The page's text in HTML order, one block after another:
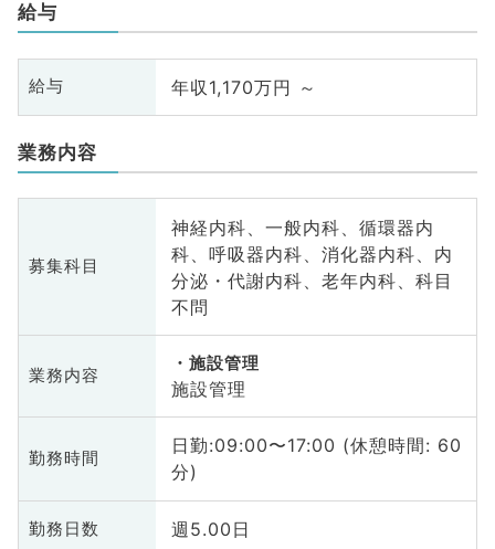
給与
給与 年収1,170万円 ～
業務内容
募集科目
神経内科、一般内科、循環器内
科、呼吸器内科、消化器内科、内
分泌・代謝内科、老年内科、科目
不問
業務内容
施設管理
施設管理
勤務時間
日勤:09:00〜17:00 (休憩時間: 60
分)
勤務日数 週5.00日